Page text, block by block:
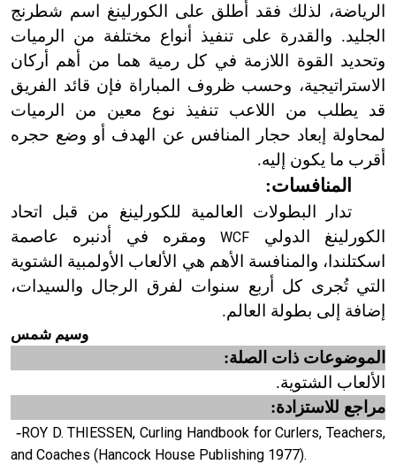
الرياضة، لذلك فقد أطلق على الكورلينغ اسم شطرنج
الجليد. والقدرة على تنفيذ أنواع مختلفة من الرميات
وتحديد القوة اللازمة في كل رمية هما من أهم أركان
الاستراتيجية، وحسب ظروف المباراة فإن قائد الفريق
قد يطلب من اللاعب تنفيذ نوع معين من الرميات
لمحاولة إبعاد حجار المنافس عن الهدف أو وضع حجره
أقرب ما يكون إليه.
المنافسات:
تدار البطولات العالمية للكورلينغ من قبل اتحاد
الكورلينغ الدولي WCFومقره في أدنبره عاصمة
اسكتلندا، والمنافسة الأهم هي الألعاب الأولمبية الشتوية
التي تُجرى كل أربع سنوات لفرق الرجال والسيدات،
إضافة إلى بطولة العالم.
وسيم شمس
الموضوعات ذات الصلة:
الألعاب الشتوية.
مراجع للاستزادة:
-ROY D. THIESSEN, Curling Handbook for Curlers, Teachers,
and Coaches (Hancock House Publishing 1977).